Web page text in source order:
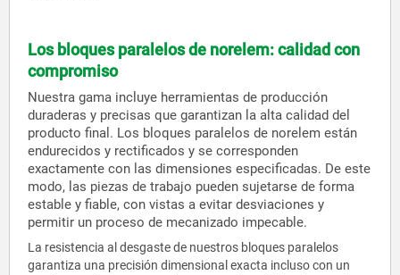
Los bloques paralelos de norelem: calidad con
compromiso
Nuestra gama incluye herramientas de producción
duraderas y precisas que garantizan la alta calidad del
producto final. Los bloques paralelos de norelem están
endurecidos y rectificados y se corresponden
exactamente con las dimensiones especificadas. De este
modo, las piezas de trabajo pueden sujetarse de forma
estable y fiable, con vistas a evitar desviaciones y
permitir un proceso de mecanizado impecable.
La resistencia al desgaste de nuestros bloques paralelos
garantiza una precisión dimensional exacta incluso con un